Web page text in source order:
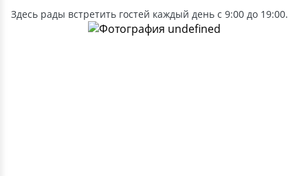
Здесь рады встретить гостей каждый день с 9:00 до 19:00.